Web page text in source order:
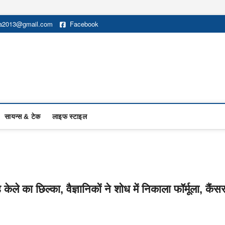
Facebook
सायन्स & टेक लाइफ स्टाइल
का छिल्का, वैज्ञानिकों ने शोध में निकाला फॉर्मूला,